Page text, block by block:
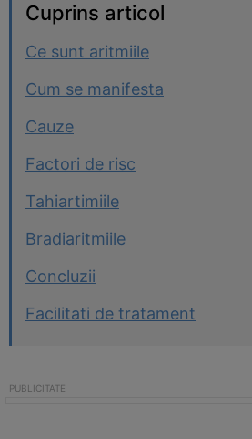
Cuprins articol
Ce sunt aritmiile
Cum se manifesta
Cauze
Factori de risc
Tahiartimiile
Bradiaritmiile
Concluzii
Facilitati de tratament